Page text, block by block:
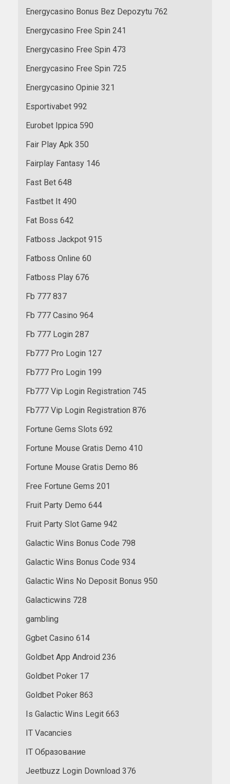
Energycasino Bonus Bez Depozytu 762
Energycasino Free Spin 241
Energycasino Free Spin 473
Energycasino Free Spin 725
Energycasino Opinie 321
Esportivabet 992
Eurobet Ippica 590
Fair Play Apk 350
Fairplay Fantasy 146
Fast Bet 648
Fastbet It 490
Fat Boss 642
Fatboss Jackpot 915
Fatboss Online 60
Fatboss Play 676
Fb 777 837
Fb 777 Casino 964
Fb 777 Login 287
Fb777 Pro Login 127
Fb777 Pro Login 199
Fb777 Vip Login Registration 745
Fb777 Vip Login Registration 876
Fortune Gems Slots 692
Fortune Mouse Gratis Demo 410
Fortune Mouse Gratis Demo 86
Free Fortune Gems 201
Fruit Party Demo 644
Fruit Party Slot Game 942
Galactic Wins Bonus Code 798
Galactic Wins Bonus Code 934
Galactic Wins No Deposit Bonus 950
Galacticwins 728
gambling
Ggbet Casino 614
Goldbet App Android 236
Goldbet Poker 17
Goldbet Poker 863
Is Galactic Wins Legit 663
IT Vacancies
IT Образование
Jeetbuzz Login Download 376